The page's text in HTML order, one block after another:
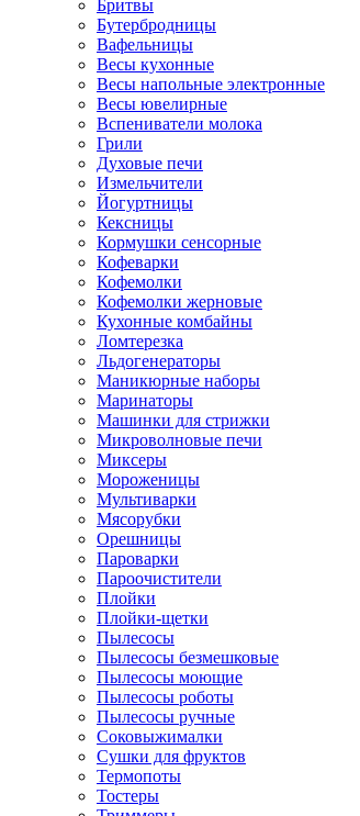
Бритвы
Бутербродницы
Вафельницы
Весы кухонные
Весы напольные электронные
Весы ювелирные
Вспениватели молока
Грили
Духовые печи
Измельчители
Йогуртницы
Кексницы
Кормушки сенсорные
Кофеварки
Кофемолки
Кофемолки жерновые
Кухонные комбайны
Ломтерезка
Льдогенераторы
Маникюрные наборы
Маринаторы
Машинки для стрижки
Микроволновые печи
Миксеры
Мороженицы
Мультиварки
Мясорубки
Орешницы
Пароварки
Пароочистители
Плойки
Плойки-щетки
Пылесосы
Пылесосы безмешковые
Пылесосы моющие
Пылесосы роботы
Пылесосы ручные
Соковыжималки
Сушки для фруктов
Термопоты
Тостеры